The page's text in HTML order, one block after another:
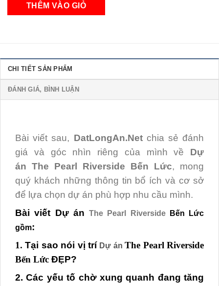
CHI TIẾT SẢN PHẨM
ĐÁNH GIÁ, BÌNH LUẬN
Bài viết sau, DatLongAn.Netchia sẻ đánh
giá và góc nhìn riêng của mình về Dự
án The Pearl Riverside Bến Lức, mong
quý khách những thông tin bổ ích và cơ sở
để lựa chọn dự án phù hợp nhu cầu mình.
Bài viết Dự án The Pearl RiversideBến Lức
gồm:
1.Tại sao nói vị trí Dự ánThe Pearl Riverside
Bến Lức ĐẸP?
2. Các yếu tố chờ xung quanh đang tăng